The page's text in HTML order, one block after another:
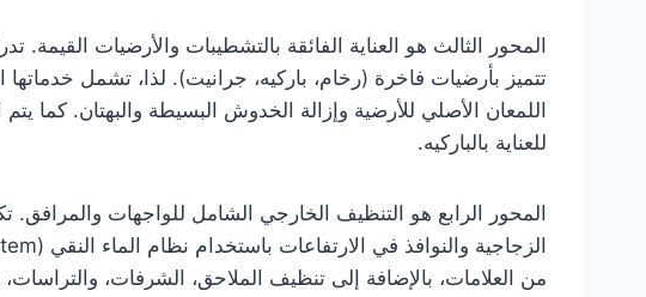
المحور الثالث هو العناية الفائقة بالتشطيبات والأرضيات
تتميز بأرضيات فاخرة (رخام، باركيه، جرانيت). لذا، تشمل خدماتها
للعناية بالباركيه.
المحور الرابع هو التنظيف الخارجي الشامل للواجهات والمرافق.
من العلامات، بالإضافة إلى تنظيف الملاحق، الشرفات،